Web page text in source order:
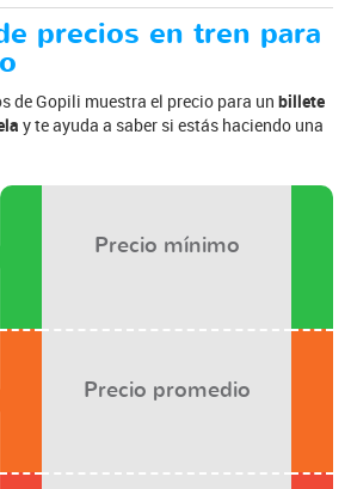
precios en tren para
de Gopili muestra el precio para un billete
y te ayuda a saber si estás haciendo una
Precio mínimo
Precio promedio